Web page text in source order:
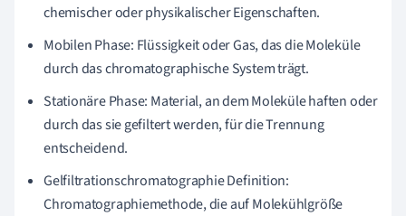
chemischer oder physikalischer Eigenschaften.
Mobilen Phase: Flüssigkeit oder Gas, das die Moleküle
durch das chromatographische System trägt.
Stationäre Phase: Material, an dem Moleküle haften oder
durch das sie gefiltert werden, für die Trennung
entscheidend.
Gelfiltrationschromatographie Definition:
Chromatographiemethode, die auf Molekühlgröße